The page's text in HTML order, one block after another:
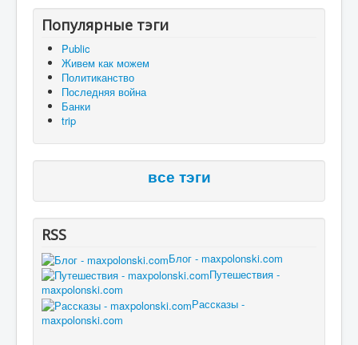
Популярные тэги
Public
Живем как можем
Политиканство
Последняя война
Банки
trip
все тэги
RSS
Блог - maxpolonski.com
Путешествия -
maxpolonski.com
Рассказы -
maxpolonski.com